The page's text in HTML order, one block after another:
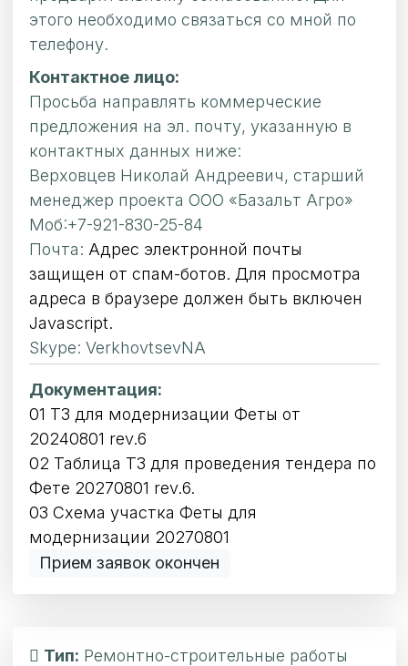
этого необходимо связаться со мной по
телефону.
Контактное лицо:
Просьба направлять коммерческие
предложения на эл. почту, указанную в
контактных данных ниже:
Верховцев Николай Андреевич, старший
менеджер проекта ООО «Базальт Агро»
Моб:+7-921-830-25-84
Почта: Адрес электронной почты
защищен от спам-ботов. Для просмотра
адреса в браузере должен быть включен
Javascript.
Skype: VerkhovtsevNA
Документация:
01 ТЗ для модернизации Феты от
20240801 rev.6
02 Таблица ТЗ для проведения тендера по
Фете 20270801 rev.6.
03 Схема участка Феты для
модернизации 20270801
Прием заявок окончен
Тип: Ремонтно-строительные работы